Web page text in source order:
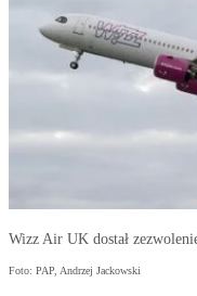
Wizz Air UK dostał
Foto: PAP, Andrzej Jackowski